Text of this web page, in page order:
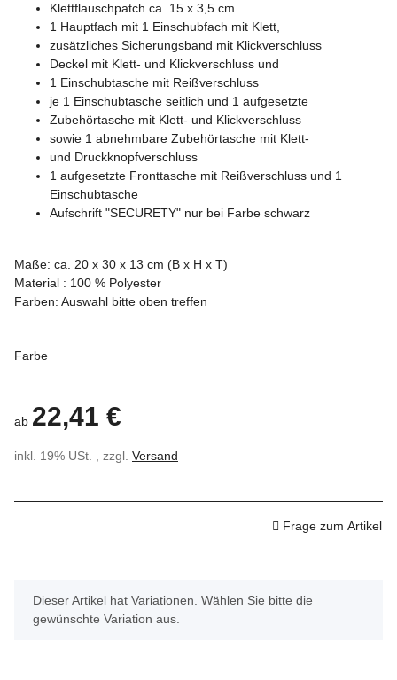
Klettflauschpatch ca. 15 x 3,5 cm
1 Hauptfach mit 1 Einschubfach mit Klett,
zusätzliches Sicherungsband mit Klickverschluss
Deckel mit Klett- und Klickverschluss und
1 Einschubtasche mit Reißverschluss
je 1 Einschubtasche seitlich und 1 aufgesetzte
Zubehörtasche mit Klett- und Klickverschluss
sowie 1 abnehmbare Zubehörtasche mit Klett-
und Druckknopfverschluss
1 aufgesetzte Fronttasche mit Reißverschluss und 1
Einschubtasche
Aufschrift "SECURETY" nur bei Farbe schwarz
Maße: ca. 20 x 30 x 13 cm (B x H x T)
Material : 100 % Polyester
Farben: Auswahl bitte oben treffen
Farbe
ab 22,41 €
inkl. 19% USt. , zzgl. Versand
Frage zum Artikel
x
Dieser Artikel hat Variationen. Wählen Sie bitte die
gewünschte Variation aus.